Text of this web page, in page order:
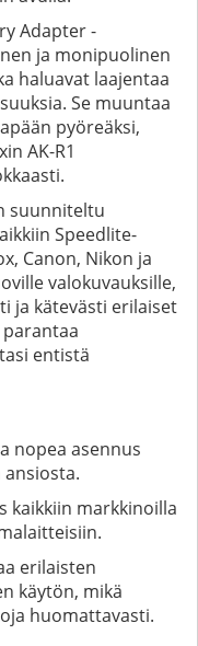
Adapter -
ja monipuolinen
haluavat laajentaa
Se muuntaa
pyöreäksi,
AK-R1
suunniteltu
Speedlite-
Canon, Nikon ja
valokuvauksille,
ja kätevästi erilaiset
entistä
nopea asennus
kaikkiin markkinoilla
erilaisten
käytön, mikä
huomattavasti.